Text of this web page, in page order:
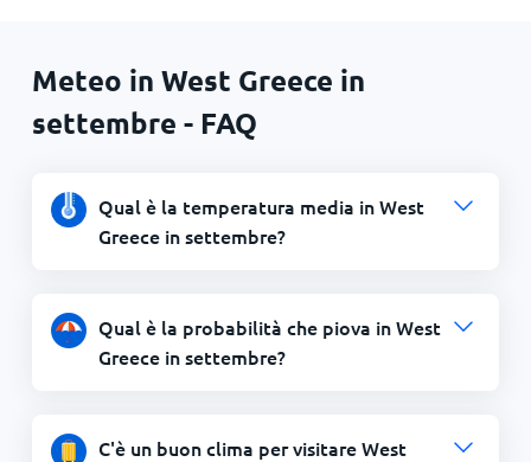
Meteo in West Greece in
settembre - FAQ
Qual è la temperatura media in West
Greece in settembre?
Qual è la probabilità che piova in West
Greece in settembre?
C'è un buon clima per visitare West